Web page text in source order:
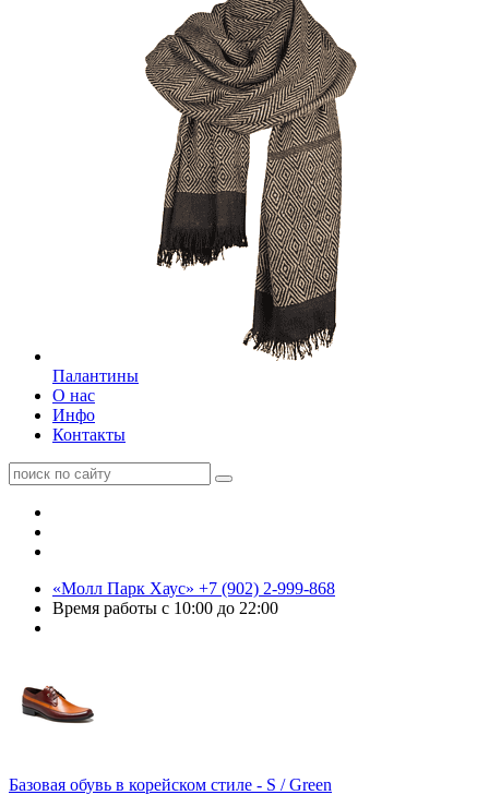
Палантины
О нас
Инфо
Контакты
«Молл Парк Хаус» +7 (902) 2-999-868
Время работы с 10:00 до 22:00
Базовая обувь в корейском стиле - S / Green